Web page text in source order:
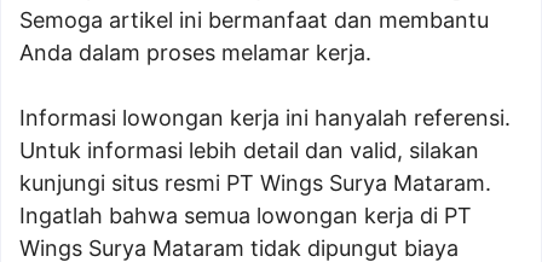
Semoga artikel ini bermanfaat dan membantu
Anda dalam proses melamar kerja.
Informasi lowongan kerja ini hanyalah referensi.
Untuk informasi lebih detail dan valid, silakan
kunjungi situs resmi PT Wings Surya Mataram.
Ingatlah bahwa semua lowongan kerja di PT
Wings Surya Mataram tidak dipungut biaya